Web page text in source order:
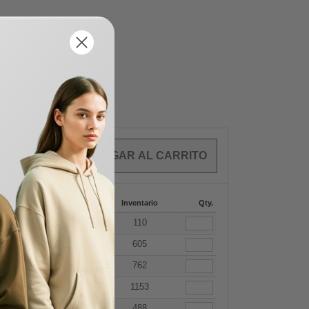
$0.00
288 + Mas Inventario Qty.
$14.13 + 110
$ 14.13 605
$ 14.13 762
$14.13 1153